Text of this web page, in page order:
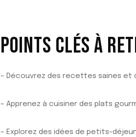
POINTS CLÉS À
– Découvrez des recettes saines et
– Apprenez à cuisiner des plats
– Explorez des idées de petits-